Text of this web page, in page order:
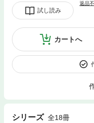
試し読み
返品
カートへ
シリーズ 全18冊